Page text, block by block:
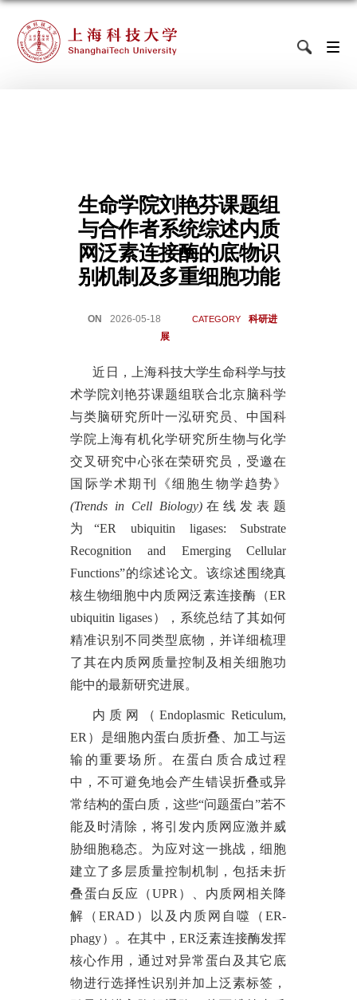
生命学院刘艳芬课题组
与合作者系统综述内质
网泛素连接酶的底物识
别机制及多重细胞功能
ON 2026-05-18 CATEGORY
科研进
展
近日，上海科技大学生命科学与技
术学院刘艳芬课题组联合北京脑科学
与类脑研究所叶一泓研究员、中国科
学院上海有机化学研究所生物与化学
交叉研究中心张在荣研究员，受邀在
国际学术期刊《细胞生物学趋势》
(Trends in Cell Biology) 在线发表题
为“ER ubiquitin ligases: Substrate
Recognition and Emerging Cellular
Functions”的综述论文。该综述围绕真
核生物细胞中内质网泛素连接酶（ER
ubiquitin ligases），系统总结了其如何
精准识别不同类型底物 ，并详细梳理
了其在内质网质量控制及相关细胞功
能中的最新研究进展。
内质网（ Endoplasmic Reticulum,
ER）是细胞内蛋白质折叠、加工与运
输的重要场所。在蛋白质合成过程
中，不可避免地会产生错误折叠或异
常结构的蛋白质，这些“问题蛋白”若不
能及时清除，将引发内质网应激并威
胁细胞稳态。为应对这一挑战，细胞
建立了多层质量控制机制，包括未折
叠蛋白反应（UPR）、内质网相关降
解（ERAD）以及内质网自噬（ER-
phagy）。在其中，ER泛素连接酶发挥
核心作用，通过对异常蛋白及其它底
物进行选择性识别并加上泛素标签，